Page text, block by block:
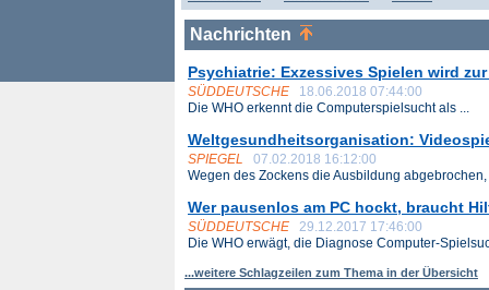
Nachrichten
Psychiatrie: Exzessives Spielen wird
SÜDDEUTSCHE
18.06.2018 07:44:00
Die WHO erkennt die Computerspielsucht als ...
Weltgesundheitsorganisation:
SPIEGEL
07.02.2018 16:12:00
Wegen des Zockens die Ausbildung abgebrochen,
Wer pausenlos am PC hockt, braucht
SÜDDEUTSCHE
29.12.2017 17:46:00
Die WHO erwägt, die Diagnose Computer-
...weitere Schlagzeilen zum Thema in der Übersicht